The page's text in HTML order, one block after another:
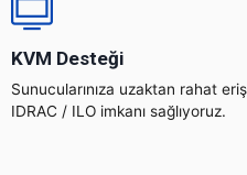
KVM Desteği
Sunucularınıza uzaktan rahat
IDRAC / ILO imkanı sağlıyoruz.